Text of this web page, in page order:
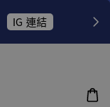
IG 連結